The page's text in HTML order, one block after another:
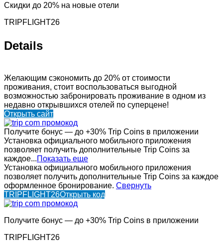
Скидки до 20% на новые отели
TRIPFLIGHT26
Details
Желающим сэкономить до 20% от стоимости
проживания, стоит воспользоваться выгодной
возможностью забронировать проживание в одном из
недавно открывшихся отелей по суперцене!
Открыть сайт
Получите бонус — до +30% Trip Coins в приложении
Установка официального мобильного приложения
позволяет получить дополнительные Trip Coins за
каждое...Показать еще
Установка официального мобильного приложения
позволяет получить дополнительные Trip Coins за каждое
оформленное бронирование. Свернуть
TRIPFLIGHT26Открыть код
Получите бонус — до +30% Trip Coins в приложении
TRIPFLIGHT26